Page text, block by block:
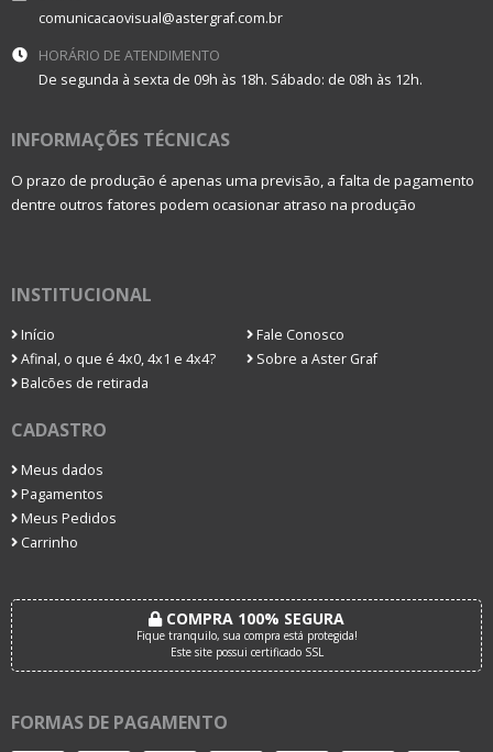
comunicacaovisual@astergraf.com.br
HORÁRIO DE ATENDIMENTO
De segunda à sexta de 09h às 18h. Sábado: de 08h às 12h.
INFORMAÇÕES TÉCNICAS
O prazo de produção é apenas uma previsão, a falta de pagamento
dentre outros fatores podem ocasionar atraso na produção
INSTITUCIONAL
Início
Fale Conosco
Afinal, o que é 4x0, 4x1 e 4x4?
Sobre a Aster Graf
Balcões de retirada
CADASTRO
Meus dados
Pagamentos
Meus Pedidos
Carrinho
COMPRA 100% SEGURA
Fique tranquilo, sua compra está protegida!
Este site possui certificado SSL
FORMAS DE PAGAMENTO